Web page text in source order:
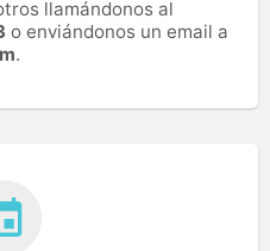
llamándonos al
o enviándonos un email a
.